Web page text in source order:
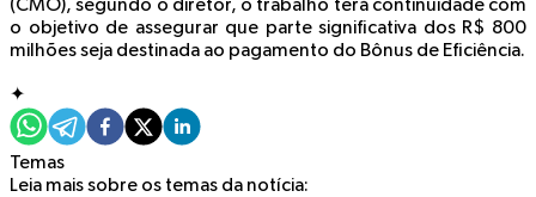
(CMO), segundo o diretor, o trabalho terá continuidade com
o objetivo de assegurar que parte significativa dos R$ 800
milhões seja destinada ao pagamento do Bônus de Eficiência.
✦
Temas
Leia mais sobre os temas da notícia: